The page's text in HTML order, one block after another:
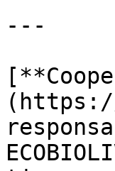
---
(https://